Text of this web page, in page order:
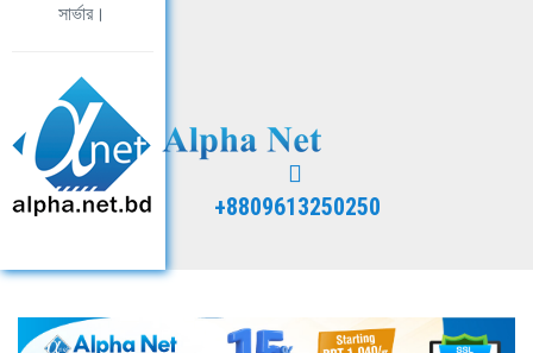
সার্ভার।
+8809613250250